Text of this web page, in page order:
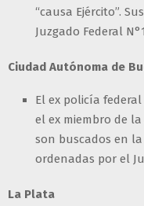
“causa Ejército”.
Juzgado Federal
Ciudad Autónoma de
El ex policía federal
el ex miembro de
son buscados en la
ordenadas por el
La Plata